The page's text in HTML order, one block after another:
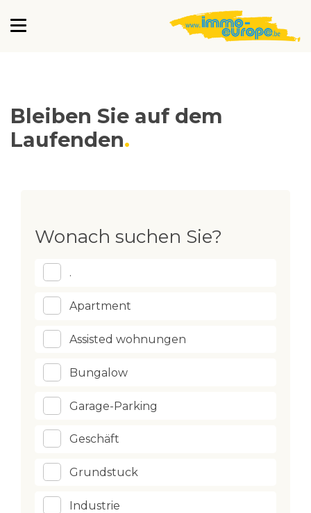
Bleiben Sie auf dem
Laufenden
Wonach suchen Sie?
.
Apartment
Assisted wohnungen
Bungalow
Garage-Parking
Geschäft
Grundstuck
Industrie